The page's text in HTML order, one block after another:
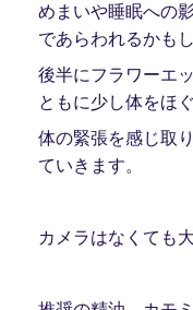
めまいや睡眠への
であらわれるかも
後半にフラワーエ
ともに少し体をほ
体の緊張を感じ取
ていきます。
カメラはなくても